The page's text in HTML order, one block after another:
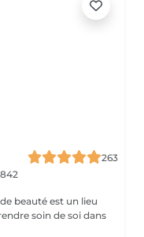
263
beauté est un lieu
soin de soi dans